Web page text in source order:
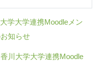
学大学連携Moodleメン
知らせ
川大学大学連携Moodle